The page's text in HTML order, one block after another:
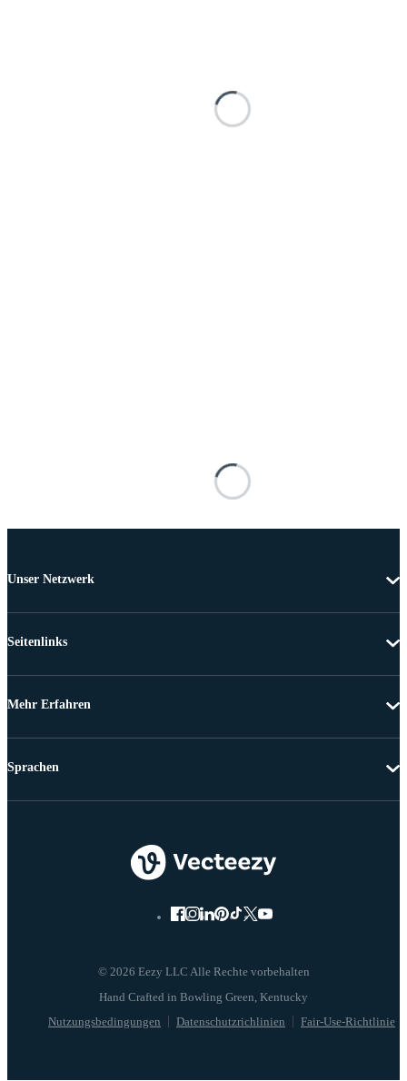
Unser Netzwerk
Seitenlinks
Mehr Erfahren
© 2026 Eezy LLC Alle Rechte vorbehalten
Nutzungsbedingungen Datenschutzrichlinien Fair-Use-Richtlinie
Sprachen